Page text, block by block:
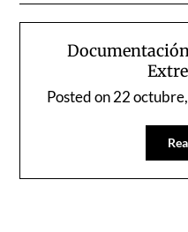
Posted on22